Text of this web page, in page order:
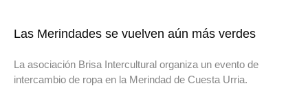
Las Merindades se vuelven aún más verdes
La asociación Brisa Intercultural organiza un evento de
intercambio de ropa en la Merindad de Cuesta Urria.